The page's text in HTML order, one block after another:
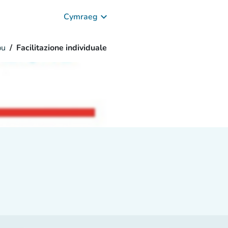
Cymraeg keyboard_arrow_down
Facilitazione individuale